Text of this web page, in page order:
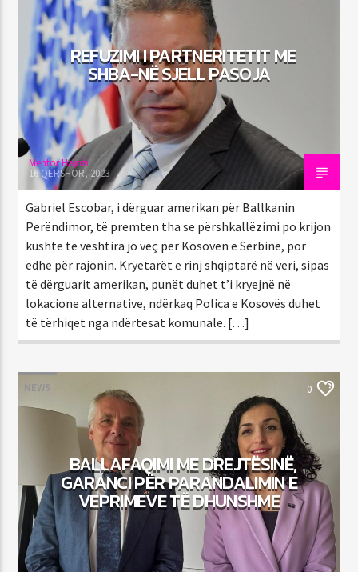
92.1 Capital FM
REFUZIMI I PARTNERITETIT ME
SHBA-NË SJELL PASOJA
Mentor Hajrizi
16 QERSHOR, 2023
Gabriel Escobar, i dërguar amerikan për Ballkanin
Perëndimor, të premten tha se përshkallëzimi po krijon
kushte të vështira jo veç për Kosovën e Serbinë, por
edhe për rajonin. Kryetarët e rinj shqiptarë në veri, sipas
të dërguarit amerikan, punët duhet t’i kryejnë në
lokacione alternative, ndërkaq Polica e Kosovës duhet
të tërhiqet nga ndërtesat komunale. […]
NEWS 0
BALLAFAQIMI ME DREJTËSINË,
GARANCI PËR PARANDALIMIN E
VEPRIMEVE TË DHUNSHME